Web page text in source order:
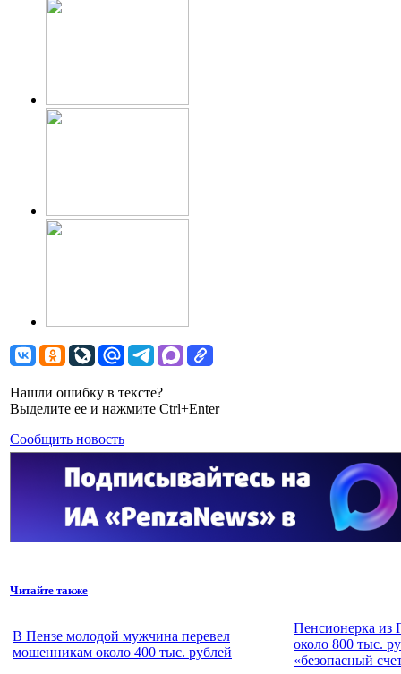
Нашли ошибку в тексте?
Выделите ее и нажмите Ctrl+Enter
Сообщить новость
Читайте также
В Пензе молодой мужчина перевел
мошенникам около 400 тыс. рублей
Пенсионерка из
около 800 тыс.
«безопасный